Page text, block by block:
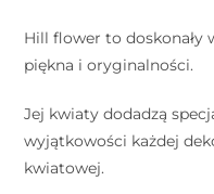
Hill flower to doskonały
piękna i oryginalności.
Jej kwiaty dodadzą
wyjątkowości każdej
kwiatowej.